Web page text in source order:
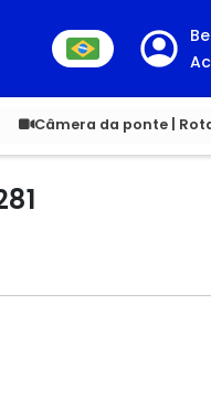
Câmera da ponte |
1.00